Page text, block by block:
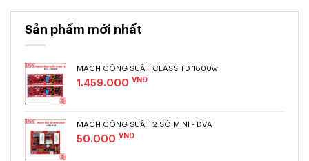
Sản phẩm mới nhất
MẠCH CÔNG SUẤT CLASS TD 1800w
1.459.000 VND
MẠCH CÔNG SUẤT 2 SÒ MINI - DVA
50.000 VND